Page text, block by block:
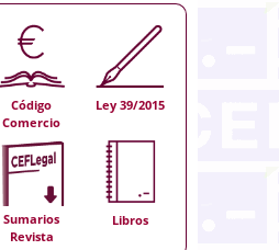
Código
Comercio
Ley 39/2015
Sumarios
Revista
Libros